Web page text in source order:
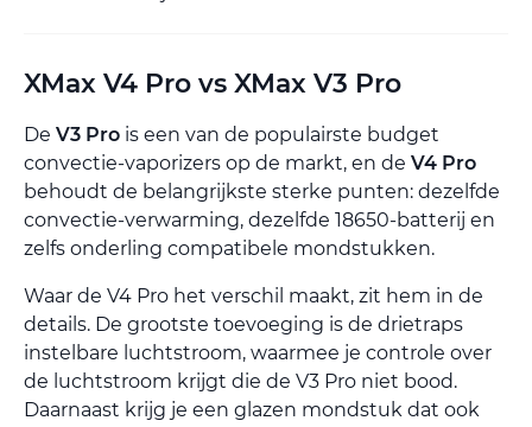
XMax V4 Pro vs XMax V3 Pro
De V3 Pro is een van de populairste budget
convectie-vaporizers op de markt, en de V4 Pro
behoudt de belangrijkste sterke punten: dezelfde
convectie-verwarming, dezelfde 18650-batterij en
zelfs onderling compatibele mondstukken.
Waar de V4 Pro het verschil maakt, zit hem in de
details. De grootste toevoeging is de drietraps
instelbare luchtstroom, waarmee je controle over
de luchtstroom krijgt die de V3 Pro niet bood.
Daarnaast krijg je een glazen mondstuk dat ook